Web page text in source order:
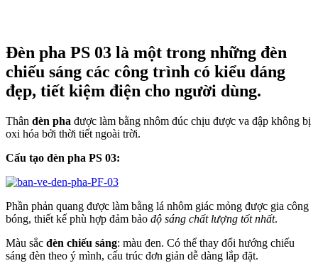
Đèn pha PS 03 là một trong những đèn
chiếu sáng các công trình có kiểu dáng
đẹp, tiết kiệm điện cho người dùng.
Thân đèn pha được làm bằng nhôm đúc chịu được va đập không bị
oxi hóa bởi thời tiết ngoài trời.
Cấu tạo đèn pha PS 03:
Phần phản quang được làm bằng lá nhôm giác mỏng được gia công
bóng, thiết kế phù hợp đảm bảo độ sáng chất lượng tốt nhất.
Màu sắc đèn chiếu sáng: màu đen. Có thể thay đổi hướng chiếu
sáng đèn theo ý mình, cấu trúc đơn giản dễ dàng lắp đặt.